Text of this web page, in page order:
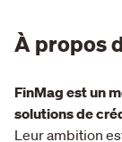
À propos
FinMag est un
solutions de
Leur ambition